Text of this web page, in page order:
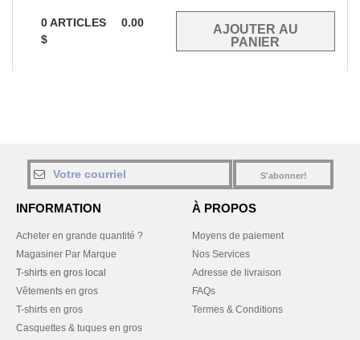
0ARTICLES
0.00
$
S'abonner!
INFORMATION
Acheter en grande quantité ?
Magasiner Par Marque
T-shirts en gros local
Vêtements en gros
T-shirts en gros
Casquettes & tuques en gros
À PROPOS
Moyens de paiement
Nos Services
Adresse de livraison
FAQs
Termes & Conditions